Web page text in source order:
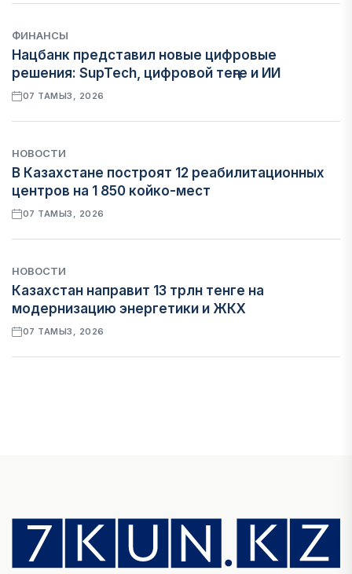
ФИНАНСЫ
Нацбанк представил новые цифровые
решения: SupTech, цифровой теңге и ИИ
07 ТАМЫЗ, 2026
НОВОСТИ
В Казахстане построят 12 реабилитационных
центров на 1 850 койко-мест
07 ТАМЫЗ, 2026
НОВОСТИ
Казахстан направит 13 трлн тенге на
модернизацию энергетики и ЖКХ
07 ТАМЫЗ, 2026
Денежно-кредитная политика влияет не
только на спрос, но и на предложение труда
07 ТАМЫЗ, 2026